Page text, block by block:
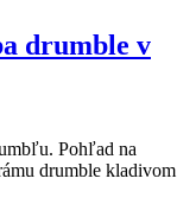
drumble v
Pohľad na
drumble kladivom